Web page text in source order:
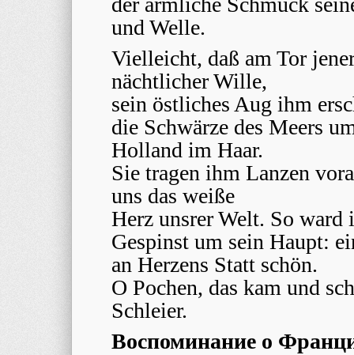
und Welle.
Vielleicht, daß am Tor
nächtlicher Wille,
sein östliches Aug ihm
die Schwärze des Meers
Holland im Haar.
Sie tragen ihm Lanzen
uns das weiße
Herz unsrer Welt. So ward
Gespinst um sein Haupt:
an Herzens Statt schön.
O Pochen, das kam und
Schleier.
Воспоминание о